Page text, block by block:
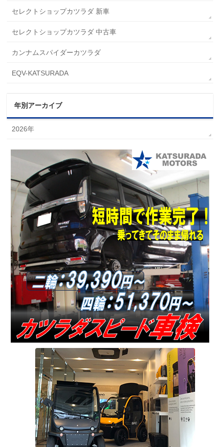
セレクトショップカツラダ 新車
セレクトショップカツラダ 中古車
カンナムスパイダーカツラダ
EQV-KATSURADA
年別アーカイブ
2026年